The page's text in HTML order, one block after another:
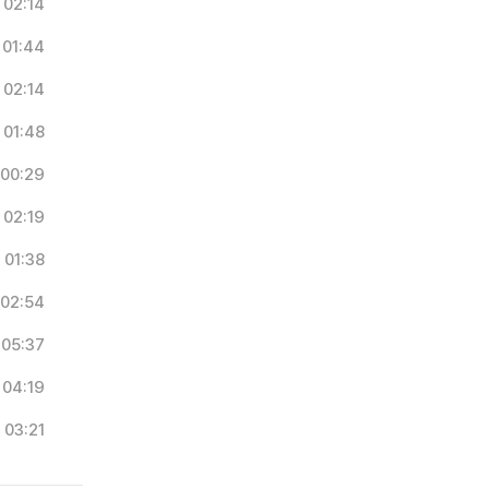
02:14
01:44
02:14
01:48
00:29
02:19
01:38
02:54
05:37
04:19
03:21